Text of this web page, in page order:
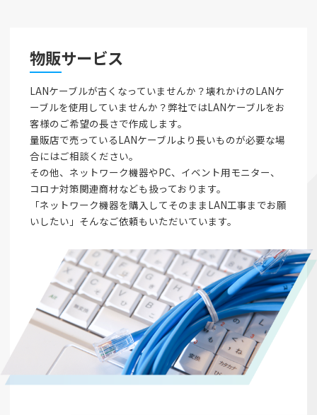
物販サービス
LANケーブルが古くなっていませんか？壊れかけのLANケ
ーブルを使用していませんか？弊社ではLANケーブルをお
客様のご希望の長さで作成します。
量販店で売っているLANケーブルより長いものが必要な場
合にはご相談ください。
その他、ネットワーク機器やPC、イベント用モニター、
コロナ対策関連商材なども扱っております。
「ネットワーク機器を購入してそのままLAN工事までお願
いしたい」そんなご依頼もいただいています。